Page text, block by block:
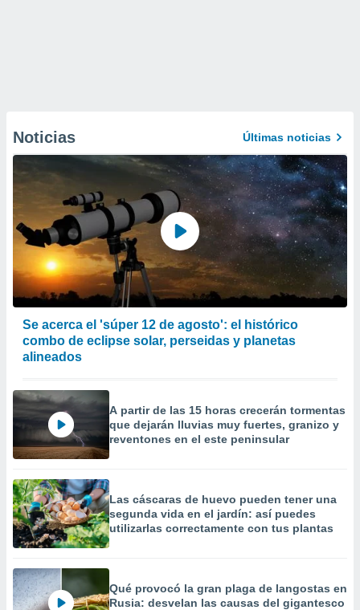
Noticias Últimas noticias
Se acerca el 'súper 12 de agosto': el histórico
combo de eclipse solar, perseidas y planetas
alineados
A partir de las 15 horas crecerán tormentas
que dejarán lluvias muy fuertes, granizo y
reventones en el este peninsular
Las cáscaras de huevo pueden tener una
segunda vida en el jardín: así puedes
utilizarlas correctamente con tus plantas
Qué provocó la gran plaga de langostas en
Rusia: desvelan las causas del gigantesco